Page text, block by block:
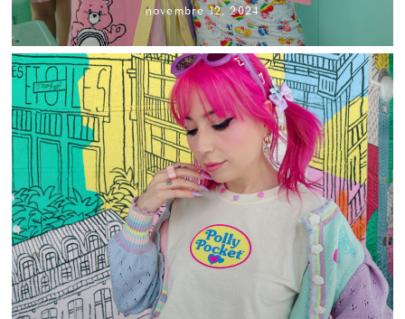
novembre 12, 2024